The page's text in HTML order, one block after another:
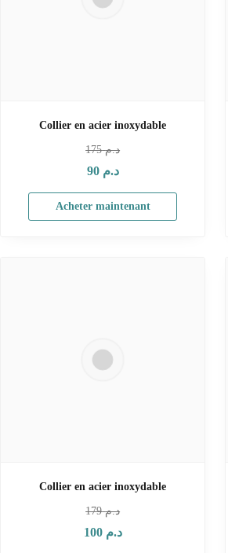
Collier en acier inoxydable
175 د.م
90 د.م
Acheter maintenant
Collier en acier inoxydable
179 د.م
100 د.م